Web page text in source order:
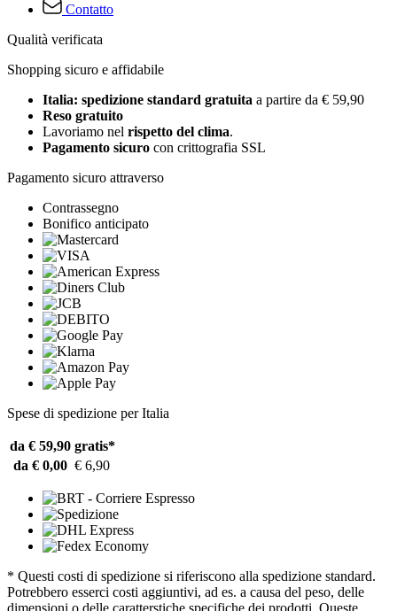
Contatto
Qualità verificata
Shopping sicuro e affidabile
Italia: spedizione standard gratuita a partire da € 59,90
Reso gratuito
Lavoriamo nel rispetto del clima.
Pagamento sicuro con crittografia SSL
Pagamento sicuro attraverso
Contrassegno
Bonifico anticipato
Spese di spedizione per Italia
da € 59,90 gratis*
da € 0,00 € 6,90
* Questi costi di spedizione si riferiscono alla spedizione standard.
Potrebbero esserci costi aggiuntivi, ad es. a causa del peso, delle